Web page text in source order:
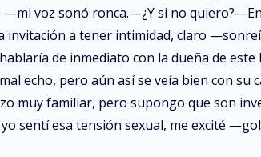
voz sonó ronca.—¿Y si no
invitación a tener intimidad, claro
de inmediato con la dueña de
echo, pero aún así se veía bien con
muy familiar, pero supongo que son
sentí esa tensión sexual, me excité